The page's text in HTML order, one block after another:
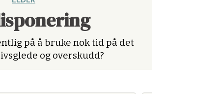
på å bruke nok tid på det
og overskudd?